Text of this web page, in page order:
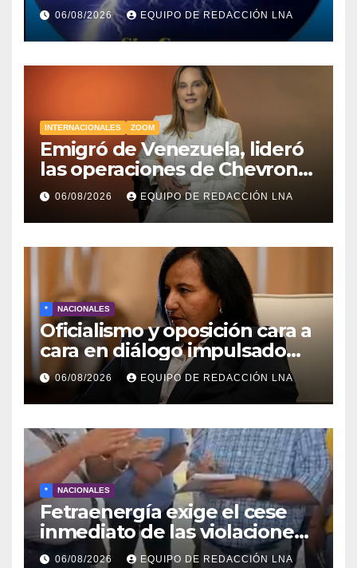
06/08/2026 EQUIPO DE REDACCIÓN LNA
INTERNACIONALES ZOOM
Emigró de Venezuela, lideró
las operaciones de Chevron
en EE.UU. y hoy es la única
mujer CEO en Vaca Muerta
06/08/2026 EQUIPO DE REDACCIÓN LNA
* NACIONALES
Oficialismo y oposición cara a
cara en diálogo impulsado
por EE UU: las claves
06/08/2026 EQUIPO DE REDACCIÓN LNA
* NACIONALES
Fetraenergía exige el cese
inmediato de las violaciones
a los derechos laborales en la
06/08/2026 EQUIPO DE REDACCIÓN LNA